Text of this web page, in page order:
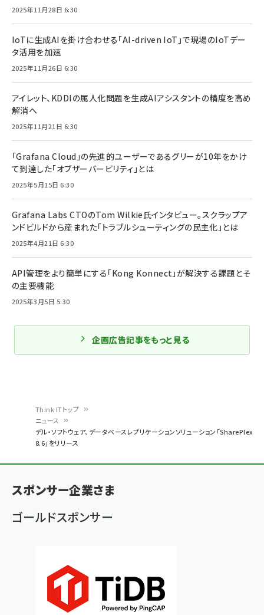
く
ず
Think ITトップ
ニュース
デル・ソフトウェア、データベースレプリケーションソリューション「SharePlex
8.6」をリリース
2025年11月28日 6:30
IoTに生成AIを掛け合わせる「AI-driven IoT」で現場のIoTデー
タ活用を加速
2025年11月26日 6:30
アイレット、KDDIの属人化問題を生成AIアシスタントの精度を高め
解消へ
2025年11月21日 6:30
「Grafana Cloud」の先進的ユーザーであるグリーが10年をかけ
て到達した「オブザーバービリティ」とは
2025年5月15日 6:30
Grafana Labs CTOのTom Wilkie氏インタビュー。スクラップア
ンドビルドから産まれた「トラブルシューティングの民主化」とは
2025年4月21日 6:30
API管理をより簡単にする「Kong Konnect」が解決する課題とそ
の主要機能
2025年3月5日 5:30
企画広告記事をもっと見る
スポンサー企業さま
ゴールドスポンサー